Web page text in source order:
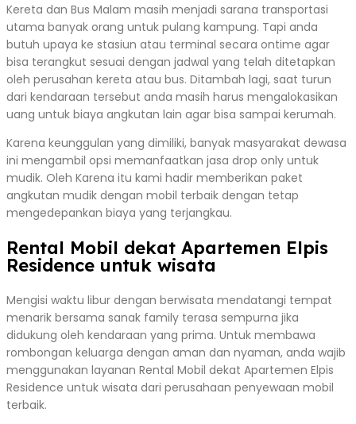
Kereta dan Bus Malam masih menjadi sarana transportasi
utama banyak orang untuk pulang kampung. Tapi anda
butuh upaya ke stasiun atau terminal secara ontime agar
bisa terangkut sesuai dengan jadwal yang telah ditetapkan
oleh perusahan kereta atau bus. Ditambah lagi, saat turun
dari kendaraan tersebut anda masih harus mengalokasikan
uang untuk biaya angkutan lain agar bisa sampai kerumah.
Karena keunggulan yang dimiliki, banyak masyarakat dewasa
ini mengambil opsi memanfaatkan jasa drop only untuk
mudik. Oleh Karena itu kami hadir memberikan paket
angkutan mudik dengan mobil terbaik dengan tetap
mengedepankan biaya yang terjangkau.
Rental Mobil dekat Apartemen Elpis
Residence untuk wisata
Mengisi waktu libur dengan berwisata mendatangi tempat
menarik bersama sanak family terasa sempurna jika
didukung oleh kendaraan yang prima. Untuk membawa
rombongan keluarga dengan aman dan nyaman, anda wajib
menggunakan layanan Rental Mobil dekat Apartemen Elpis
Residence untuk wisata dari perusahaan penyewaan mobil
terbaik.